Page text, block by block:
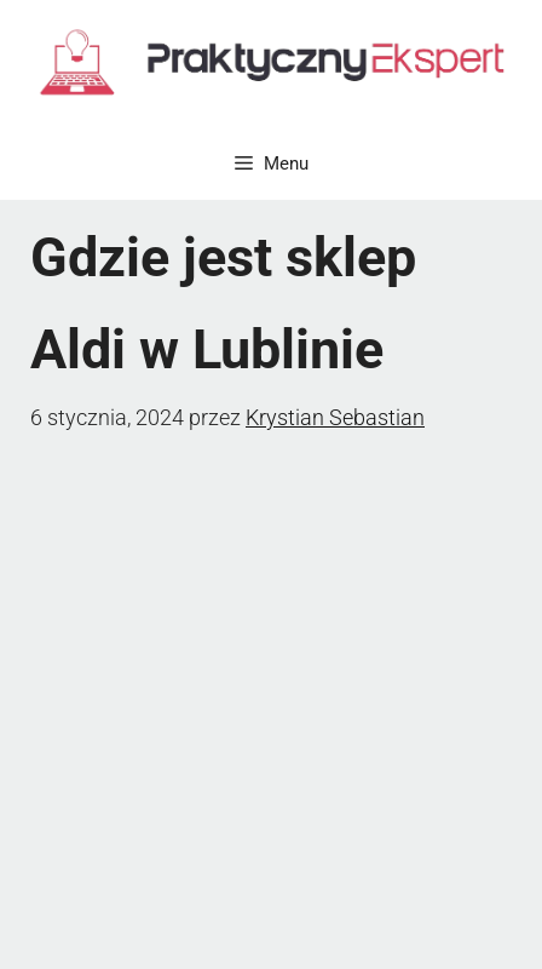
Menu
Gdzie jest sklep
Aldi w Lublinie
6 stycznia, 2024 przez Krystian Sebastian